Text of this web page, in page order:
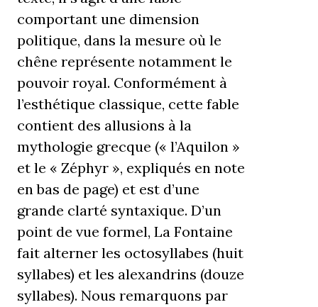
comportant une dimension
politique, dans la mesure où le
chêne représente notamment le
pouvoir royal. Conformément à
l’esthétique classique, cette fable
contient des allusions à la
mythologie grecque (« l’Aquilon »
et le « Zéphyr », expliqués en note
en bas de page) et est d’une
grande clarté syntaxique. D’un
point de vue formel, La Fontaine
fait alterner les octosyllabes (huit
syllabes) et les alexandrins (douze
syllabes). Nous remarquons par